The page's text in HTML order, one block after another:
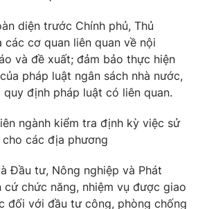
diện trước Chính phủ, Thủ
các cơ quan liên quan về nội
và đề xuất; đảm bảo thực hiện
pháp luật ngân sách nhà nước,
định pháp luật có liên quan.
ngành kiểm tra định kỳ việc sử
các địa phương
Đầu tư, Nông nghiệp và Phát
chức năng, nhiệm vụ được giao
đối với đầu tư công, phòng chống